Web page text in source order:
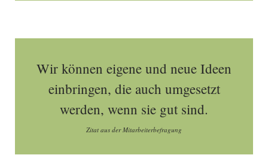
Wir können eigene und neue Ideen
einbringen, die auch umgesetzt
werden, wenn sie gut sind.
Zitat aus der Mitarbeiterbefragung